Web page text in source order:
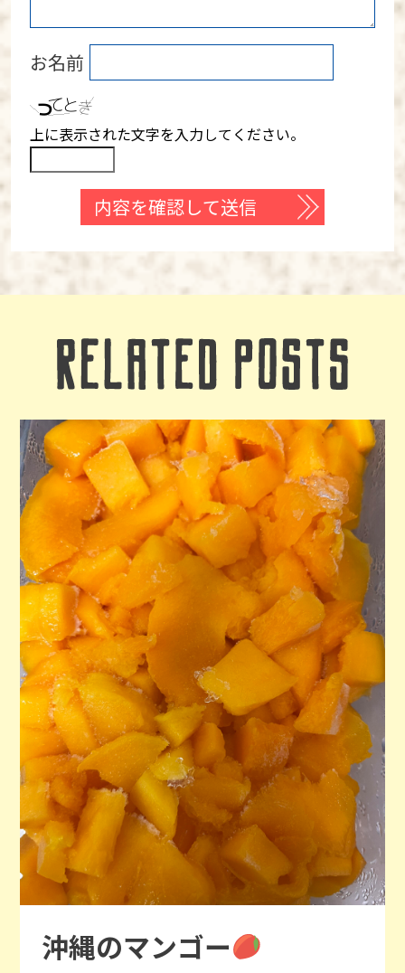
お名前
上に表示された文字を入力してください。
沖縄のマンゴー